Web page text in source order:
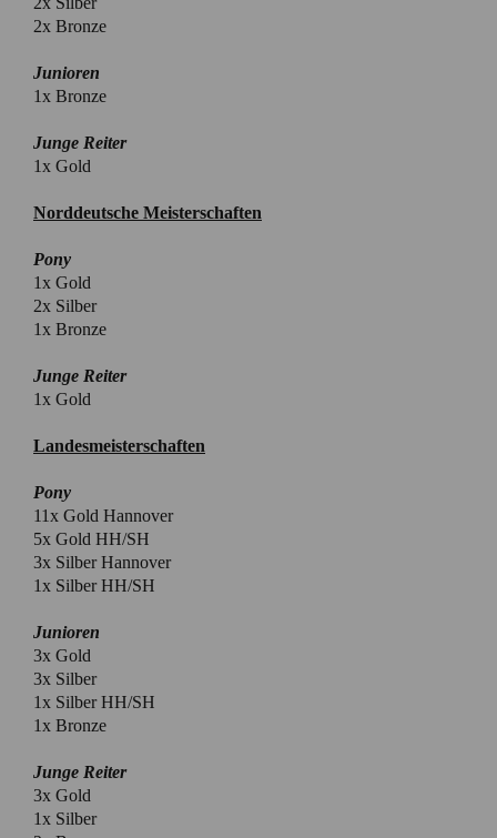
2x Bronze
Junioren
1x Bronze
Junge Reiter
1x Gold
Norddeutsche Meisterschaften
Pony
1x Gold
2x Silber
1x Bronze
Junge Reiter
1x Gold
Landesmeisterschaften
Pony
11x Gold Hannover
5x Gold HH/SH
3x Silber Hannover
1x Silber HH/SH
Junioren
3x Gold
3x Silber
1x Silber HH/SH
1x Bronze
Junge Reiter
3x Gold
1x Silber